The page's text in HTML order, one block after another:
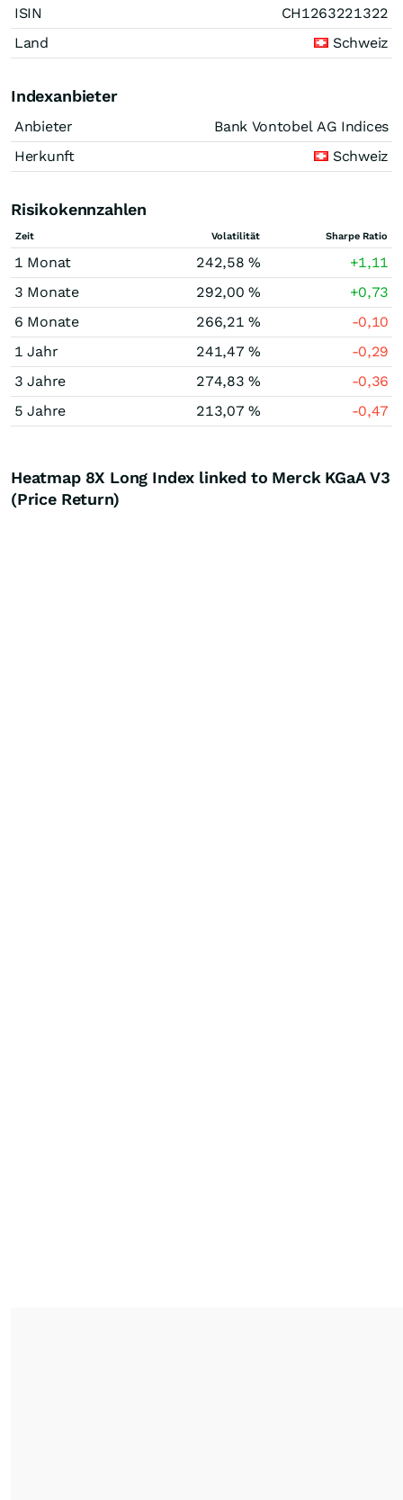
ISIN
CH1263221322
Land
Schweiz
Indexanbieter
Anbieter
Bank Vontobel AG Indices
Herkunft
Schweiz
Risikokennzahlen
Zeit Volatilität Sharpe Ratio
1 Monat 242,58 %
+1,11
3 Monate
292,00 %
+0,73
6 Monate
266,21 %
-0,10
1 Jahr
241,47 %
-0,29
3 Jahre
274,83 %
-0,36
5 Jahre
213,07 % -0,47
Heatmap 8X Long Index linked to Merck KGaA V3
(Price Return)